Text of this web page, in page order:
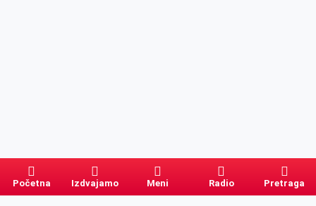
Početna Izdvajamo Meni Radio Pretraga